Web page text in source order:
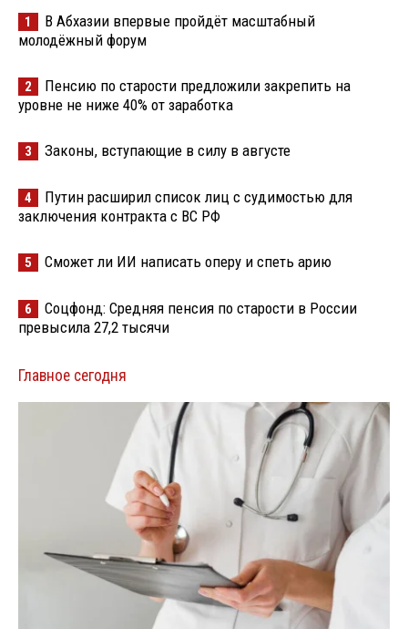
1
В Абхазии впервые пройдёт масштабный
молодёжный форум
2
Пенсию по старости предложили закрепить на
уровне не ниже 40% от заработка
3 Законы, вступающие в силу в августе
4
Путин расширил список лиц с судимостью для
заключения контракта с ВС РФ
5 Сможет ли ИИ написать оперу и спеть арию
6
Соцфонд: Средняя пенсия по старости в России
превысила 27,2 тысячи
Главное сегодня